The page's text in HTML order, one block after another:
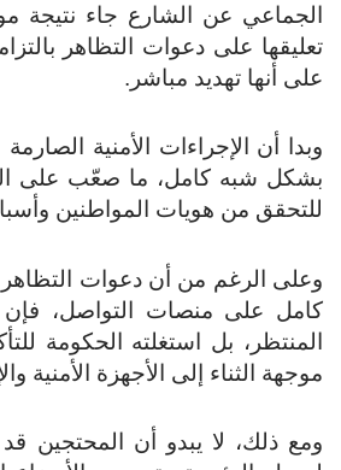
الجماعي عن الشارع جاء نتيجة
تعليقها على دعوات التظاهر
على أنها تهديد مباشر.
وبدا أن الإجراءات الأمنية
بشكل شبه كامل، ما صعّب على
للتحقق من هويات المواطنين
وعلى الرغم من أن دعوات
المنتظر، بل استغلته الحكومة
موجهة الثناء إلى الأجهزة الأمنية
ومع ذلك، لا يبدو أن المحتجين